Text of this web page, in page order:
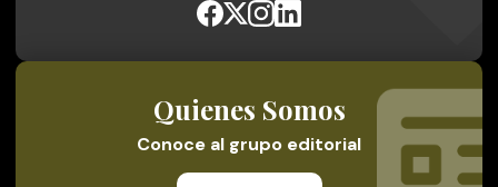
Quienes Somos
Conoce al grupo editorial